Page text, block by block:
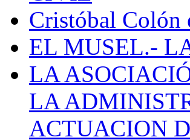
Cristóbal Colón
EL MUSEL.-
LA
LA
ACTUACION